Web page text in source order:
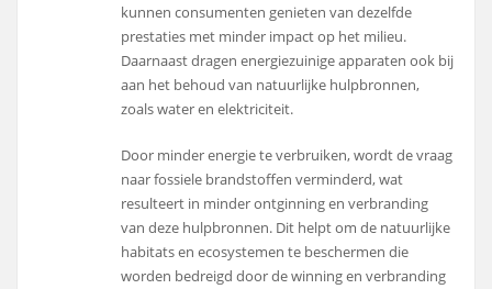
kunnen consumenten genieten van dezelfde
prestaties met minder impact op het milieu.
Daarnaast dragen energiezuinige apparaten ook bij
aan het behoud van natuurlijke hulpbronnen,
zoals water en elektriciteit.
Door minder energie te verbruiken, wordt de vraag
naar fossiele brandstoffen verminderd, wat
resulteert in minder ontginning en verbranding
van deze hulpbronnen. Dit helpt om de natuurlijke
habitats en ecosystemen te beschermen die
worden bedreigd door de winning en verbranding